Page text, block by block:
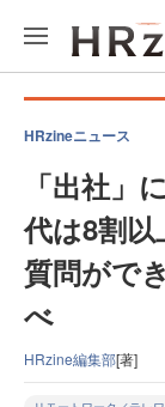
HRzineニュース
「出社」
代は8割
質問がで
べ
HRzine編集部[著]